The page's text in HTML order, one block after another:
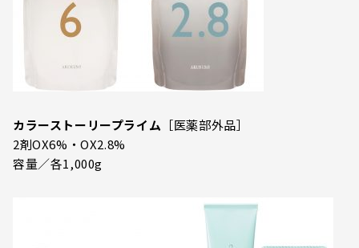
カラーストーリープライム ［医薬部外品］
2剤OX6%・OX2.8%
容量／各1,000g